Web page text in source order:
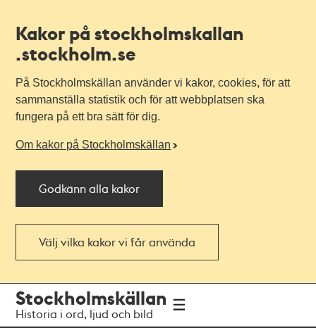
Kakor på stockholmskallan
.stockholm.se
På Stockholmskällan använder vi kakor, cookies, för att
sammanställa statistik och för att webbplatsen ska
fungera på ett bra sätt för dig.
Om kakor på Stockholmskällan
Godkänn alla kakor
Välj vilka kakor vi får använda
navigationen
huvudinnehållet
Stockholmskällan
Historia i ord, ljud och bild